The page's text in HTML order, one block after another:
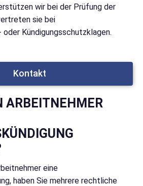
wir bei der Prüfung der
sie bei
Kündigungsschutzklagen.
Kontakt
ARBEITNEHMER
eine
haben Sie mehrere rechtliche